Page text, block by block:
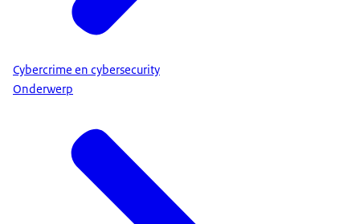
Cybercrime en cybersecurity
Onderwerp